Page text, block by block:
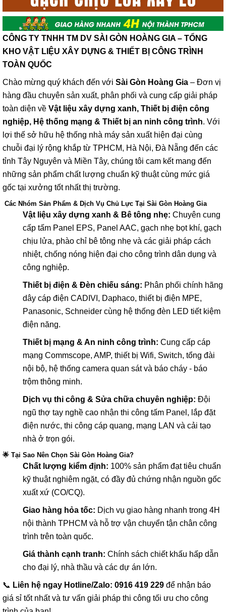
CÔNG TY TNHH TM DV SÀI GÒN HOÀNG GIA – TỔNG
KHO VẬT LIỆU XÂY DỰNG & THIẾT BỊ CÔNG TRÌNH
TOÀN QUỐC
Chào mừng quý khách đến với Sài Gòn Hoàng Gia – Đơn vị
hàng đầu chuyên sản xuất, phân phối và cung cấp giải pháp
toàn diện về Vật liệu xây dựng xanh, Thiết bị điện công
nghiệp, Hệ thống mạng & Thiết bị an ninh công trình. Với
lợi thế sở hữu hệ thống nhà máy sản xuất hiện đại cùng
chuỗi đại lý rộng khắp từ TPHCM, Hà Nội, Đà Nẵng đến các
tỉnh Tây Nguyên và Miền Tây, chúng tôi cam kết mang đến
những sản phẩm chất lượng chuẩn kỹ thuật cùng mức giá
gốc tại xưởng tốt nhất thị trường.
Các Nhóm Sản Phẩm & Dịch Vụ Chủ Lực Tại Sài Gòn Hoàng Gia
Vật liệu xây dựng xanh & Bê tông nhẹ: Chuyên cung
cấp tấm Panel EPS, Panel AAC, gạch nhẹ bọt khí, gạch
chịu lửa, phào chỉ bê tông nhẹ và các giải pháp cách
nhiệt, chống nóng hiện đại cho công trình dân dụng và
công nghiệp.
Thiết bị điện & Đèn chiếu sáng: Phân phối chính hãng
dây cáp điện CADIVI, Daphaco, thiết bị điện MPE,
Panasonic, Schneider cùng hệ thống đèn LED tiết kiệm
điện năng.
Thiết bị mạng & An ninh công trình: Cung cấp cáp
mạng Commscope, AMP, thiết bị Wifi, Switch, tổng đài
nội bộ, hệ thống camera quan sát và báo cháy - báo
trộm thông minh.
Dịch vụ thi công & Sửa chữa chuyên nghiệp: Đội
ngũ thợ tay nghề cao nhận thi công tấm Panel, lắp đặt
điện nước, thi công cáp quang, mạng LAN và cải tạo
nhà ở trọn gói.
🌟 Tại Sao Nên Chọn Sài Gòn Hoàng Gia?
Chất lượng kiểm định: 100% sản phẩm đạt tiêu chuẩn
kỹ thuật nghiêm ngặt, có đầy đủ chứng nhận nguồn gốc
xuất xứ (CO/CQ).
Giao hàng hỏa tốc: Dịch vụ giao hàng nhanh trong 4H
nội thành TPHCM và hỗ trợ vận chuyển tận chân công
trình trên toàn quốc.
Giá thành cạnh tranh: Chính sách chiết khấu hấp dẫn
cho đại lý, nhà thầu và các dự án lớn.
📞 Liên hệ ngay Hotline/Zalo: 0916 419 229 để nhận báo
giá sỉ tốt nhất và tư vấn giải pháp thi công tối ưu cho công